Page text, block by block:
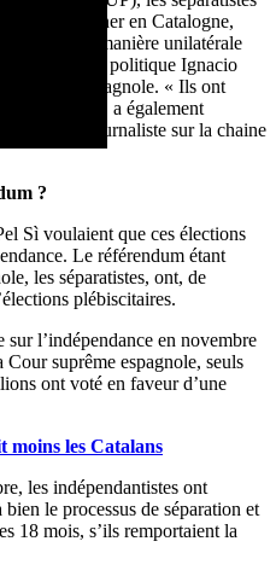
de gouverner en Catalogne,
de manière unilatérale
l’analyste politique Ignacio
espagnole. « Ils ont
», a également
et journaliste sur la chaine
?
Sì voulaient que ces élections
Le référendum étant
les séparatistes, ont, de
plébiscitaires.
l’indépendance en novembre
suprême espagnole, seuls
ont voté en faveur d’une
moins les Catalans
les indépendantistes ont
le processus de séparation et
18 mois, s’ils remportaient la